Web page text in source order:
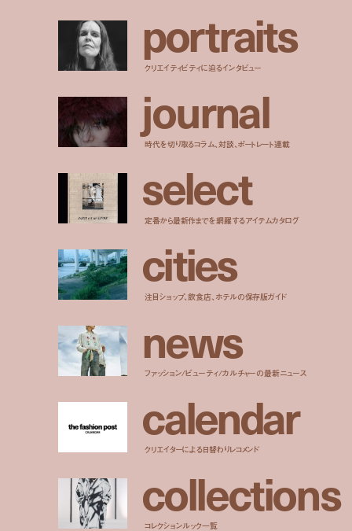
portraits
クリエイティビティに迫るインタビュー
journal
時代を切り取るコラム、対談、ポートレート連載
select
定番から最新作までを網羅するアイテムカタログ
cities
注目ショップ、飲食店、ホテルの保存版ガイド
news
ファッション/ビューティ/カルチャーの最新ニュース
calendar
クリエイターによる日替わりレコメンド
collections
コレクションルック一覧